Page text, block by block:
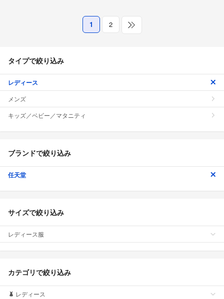
1 2
タイプで絞り込み
レディース
メンズ
キッズ／ベビー／マタニティ
ブランドで絞り込み
任天堂
サイズで絞り込み
レディース服
カテゴリで絞り込み
レディース